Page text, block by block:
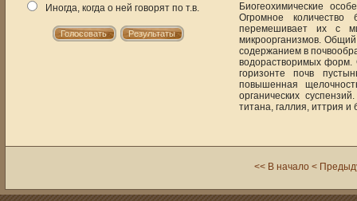
Иногда, когда о ней говорят по т.в.
Биогеохимические
Огромное количество
перемешивает их с
микроорганизмов.
содержанием в
водорастворимых форм.
горизонте почв
повышенная
органических
титана, галлия, иттрия и
<< В начало <